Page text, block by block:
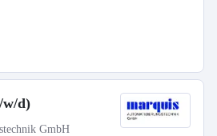
d)
GmbH